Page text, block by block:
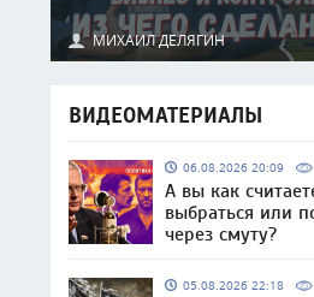
МИХАИЛ ДЕЛЯГИН
ВИДЕОМАТЕРИАЛЫ
06.08.2026 20:09
А вы как
выбраться или
через смуту?
05.08.2026 22:18